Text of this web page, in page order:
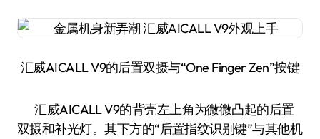
汇威AICALL V9的后置双摄与“One Finger Zen”按键
汇威AICALL V9的背壳左上角为微微凸起的后置
双摄和补光灯。其下方的“后置指纹识别键”与其他机